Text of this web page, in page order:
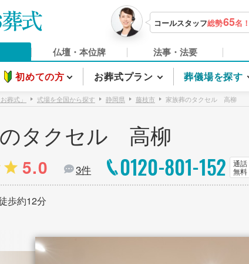
コールスタッフ総勢65名！
仏壇・本位牌 法事・法要
初めての方 お葬式プラン 葬儀場を探す
葬式」 式場を全国から探す 静岡県 藤枝市 家族葬のタクセル 高柳
タクセル 高柳
5.0 3件 0120-801-152 通話
無料
歩約12分